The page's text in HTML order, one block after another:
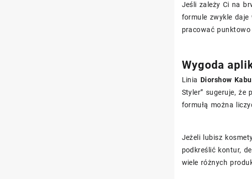
Jeśli zależy Ci na
formule zwykle
pracować
Wygoda
Linia Diorshow
Styler” sugeruje, że
formułą można
Jeżeli lubisz
podkreślić kontur,
wiele różnych